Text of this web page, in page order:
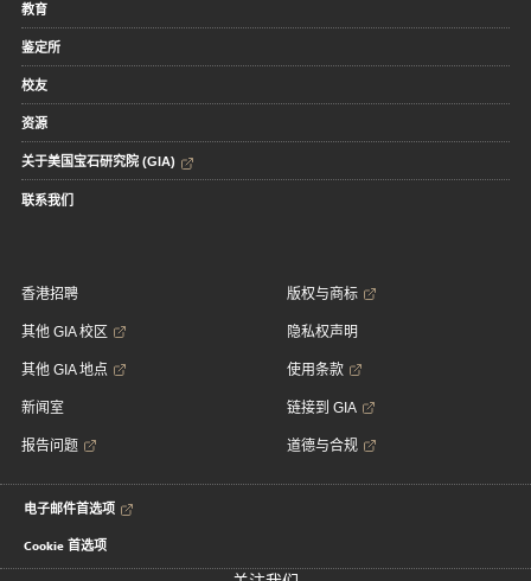
教育
鉴定所
校友
资源
关于美国宝石研究院 (GIA)
联系我们
香港招聘
其他 GIA 校区
其他 GIA 地点
新闻室
报告问题
版权与商标
隐私权声明
使用条款
链接到 GIA
道德与合规
电子邮件首选项
Cookie 首选项